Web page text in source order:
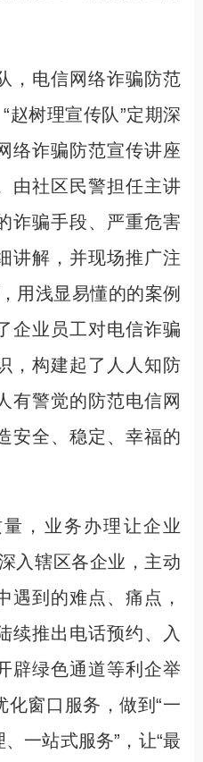
电信网络诈骗防范
赵树理宣传队”定期深
络诈骗防范宣传讲座
由社区民警担任主讲
诈骗手段、严重危害
讲解，并现场推广注
用浅显易懂的的案例
企业员工对电信诈骗
，构建起了人人知防
有警觉的防范电信网
安全、稳定、幸福的
，业务办理让企业
入辖区各企业，主动
遇到的难点、痛点，
续推出电话预约、入
辟绿色通道等利企举
窗口服务，做到“一
一站式服务”，让“最